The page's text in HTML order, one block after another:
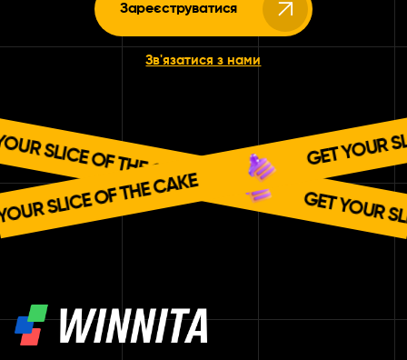
Зареєструватися
Зв'язатися з нами
THE CAKE
GET YOUR SLICE OF
THE CAKE
GET YOUR SLICE OF